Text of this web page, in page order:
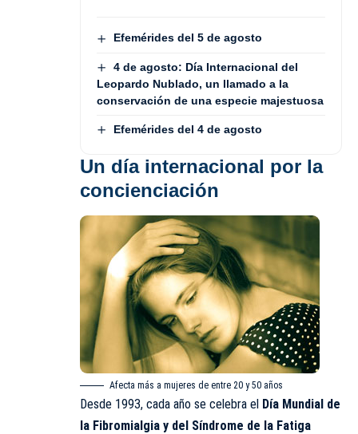
Efemérides del 5 de agosto
4 de agosto: Día Internacional del
Leopardo Nublado, un llamado a la
conservación de una especie majestuosa
Efemérides del 4 de agosto
Un día internacional por la
concienciación
Afecta más a mujeres de entre 20 y 50 años
Desde 1993, cada año se celebra el Día Mundial de
la Fibromialgia y del Síndrome de la Fatiga